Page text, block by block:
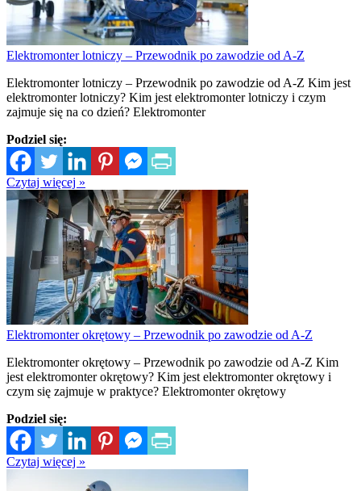
Elektromonter lotniczy – Przewodnik po zawodzie od A-Z
Elektromonter lotniczy – Przewodnik po zawodzie od A-Z Kim jest
elektromonter lotniczy? Kim jest elektromonter lotniczy i czym
zajmuje się na co dzień? Elektromonter
Podziel się:
Czytaj więcej »
Elektromonter okrętowy – Przewodnik po zawodzie od A-Z
Elektromonter okrętowy – Przewodnik po zawodzie od A-Z Kim
jest elektromonter okrętowy? Kim jest elektromonter okrętowy i
czym się zajmuje w praktyce? Elektromonter okrętowy
Podziel się:
Czytaj więcej »